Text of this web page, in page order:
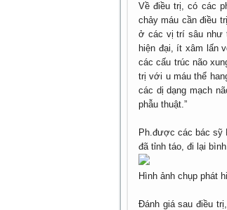
Về điều trị, có các
chảy máu cần điều
ở các vị trí sâu như
hiện đại, ít xâm lấn
các cấu trúc não
trị với u máu thể
các dị dạng mạch
phẫu thuật.”
Ph.được các bác sỹ
đã tỉnh táo, đi lại
Hình ảnh chụp phát
Đánh giá sau điều